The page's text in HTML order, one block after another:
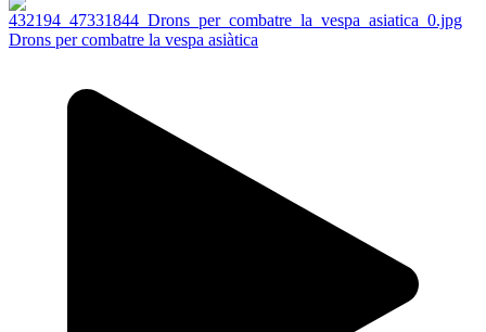
Drons per combatre la vespa asiàtica